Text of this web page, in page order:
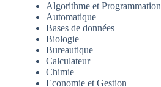
Algorithme et Programmation
Automatique
Bases de données
Biologie
Bureautique
Calculateur
Chimie
Economie et Gestion